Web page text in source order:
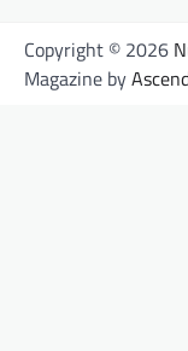
Copyright © 2026
Magazine by